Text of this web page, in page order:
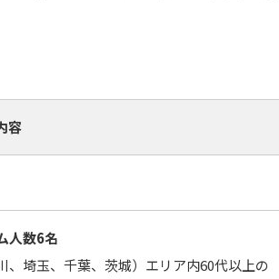
容
人数6名
埼玉、千葉、茨城）エリア内60代以上の